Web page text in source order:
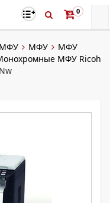
0
МФУ
МФУ
МФУ Ricoh